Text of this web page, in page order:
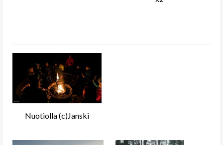
Nuotiolla (c)Janski